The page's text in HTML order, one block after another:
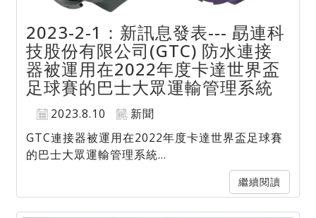
2023-2-1：新訊息發表--- 勗連科
技股份有限公司(GTC) 防水連接
器被運用在2022年度卡達世界盃
足球賽的巴士大眾運輸管理系統
2023.8.10
新聞
GTC連接器被運用在2022年度卡達世界盃足球賽
的巴士大眾運輸管理系統...
繼續閱讀